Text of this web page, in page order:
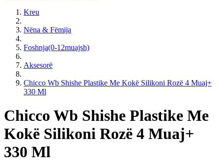
Kreu
Nëna & Fëmija
Foshnja(0-12muajsh)
Aksesorë
Chicco Wb Shishe Plastike Me Kokë Silikoni Rozë 4 Muaj+
330 Ml
Chicco Wb Shishe Plastike Me
Kokë Silikoni Rozë 4 Muaj+
330 Ml